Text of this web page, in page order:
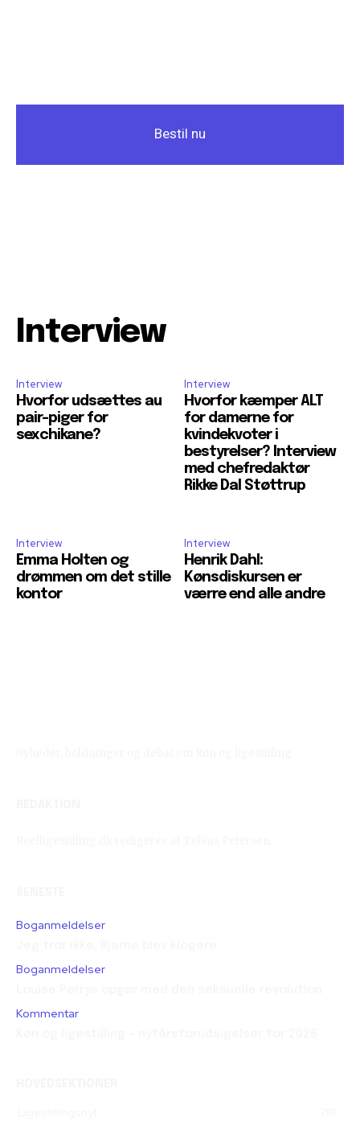
Bestil nu
Interview
Interview
Hvorfor udsættes au
pair-piger for
sexchikane?
Interview
Hvorfor kæmper ALT
for damerne for
kvindekvoter i
bestyrelser? Interview
med chefredaktør
Rikke Dal Støttrup
Interview
Emma Holten og
drømmen om det stille
kontor
Interview
Henrik Dahl:
Kønsdiskursen er
værre end alle andre
Boganmeldelser
Boganmeldelser
Kommentar